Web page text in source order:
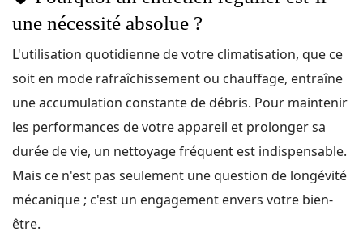
une nécessité absolue ?
L'utilisation quotidienne de votre climatisation, que ce
soit en mode rafraîchissement ou chauffage, entraîne
une accumulation constante de débris. Pour maintenir
les performances de votre appareil et prolonger sa
durée de vie, un nettoyage fréquent est indispensable.
Mais ce n'est pas seulement une question de longévité
mécanique ; c'est un engagement envers votre bien-
être.